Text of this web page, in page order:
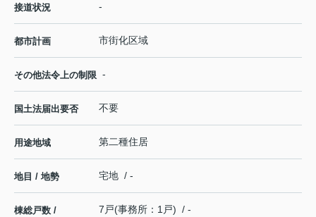
接道状況 -
都市計画 市街化区域
その他法令上の制限 -
国土法届出要否 不要
用途地域 第二種住居
地目 / 地勢 宅地 / -
棟総戸数 /
7戸(事務所：1戸) / -